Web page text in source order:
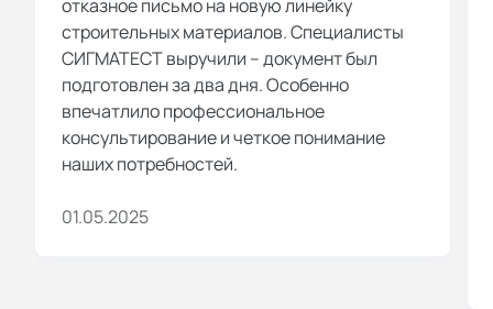
отказное письмо на новую линейку
строительных материалов. Специалисты
СИГМАТЕСТ выручили – документ был
подготовлен за два дня. Особенно
впечатлило профессиональное
консультирование и четкое понимание
наших потребностей.
01.05.2025